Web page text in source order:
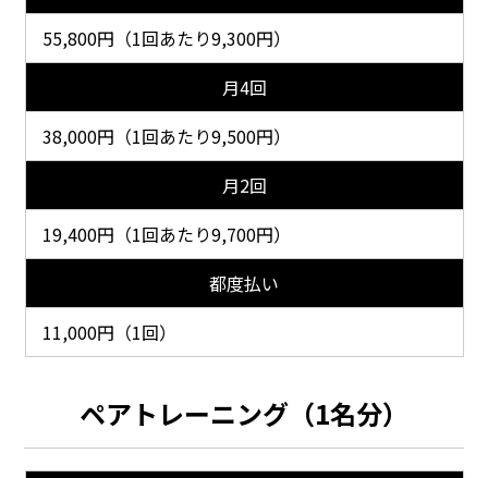
55,800円（1回あたり9,300円）
月4回
38,000円（1回あたり9,500円）
月2回
19,400円（1回あたり9,700円）
都度払い
11,000円（1回）
ペアトレーニング（1名分）